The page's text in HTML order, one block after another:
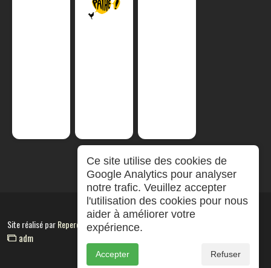
Site réalisé parRepereCom
adm
Ce site utilise des cookies de
Google Analytics pour analyser
notre trafic. Veuillez accepter
l'utilisation des cookies pour nous
aider à améliorer votre
expérience.
Accepter Refuser